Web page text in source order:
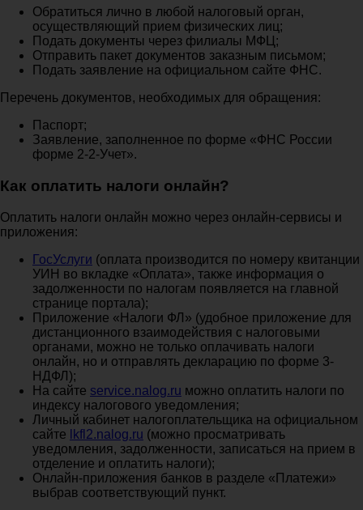
Обратиться лично в любой налоговый орган,
осуществляющий прием физических лиц;
Подать документы через филиалы МФЦ;
Отправить пакет документов заказным письмом;
Подать заявление на официальном сайте ФНС.
Перечень документов, необходимых для обращения:
Паспорт;
Заявление, заполненное по форме «ФНС России
форме 2-2-Учет».
Как оплатить налоги онлайн?
Оплатить налоги онлайн можно через онлайн-сервисы и
приложения:
ГосУслуги (оплата производится по номеру квитанции
УИН во вкладке «Оплата», также информация о
задолженности по налогам появляется на главной
странице портала);
Приложение «Налоги ФЛ» (удобное приложение для
дистанционного взаимодействия с налоговыми
органами, можно не только оплачивать налоги
онлайн, но и отправлять декларацию по форме 3-
НДФЛ);
На сайте service.nalog.ru можно оплатить налоги по
индексу налогового уведомления;
Личный кабинет налогоплательщика на официальном
сайте
lkfl2.nalog.ru (можно просматривать
уведомления, задолженности, записаться на прием в
отделение и оплатить налоги);
Онлайн-приложения банков в разделе «Платежи»
выбрав соответствующий пункт.